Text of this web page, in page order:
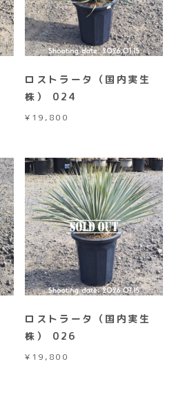
ロストラータ（国内実生
株） 024
¥ 19,800
ロストラータ（国内実生
株） 026
¥ 19,800